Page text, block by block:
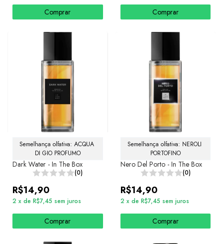
Comprar Comprar
Semelhança olfativa: ACQUA
DI GIO PROFUMO
Dark Water - In The Box
(0)
R$14,90
2 x de R$7,45 sem juros
Comprar
Semelhança olfativa: NEROLI
PORTOFINO
Nero Del Porto - In The Box
(0)
R$14,90
2 x de R$7,45 sem juros
Comprar